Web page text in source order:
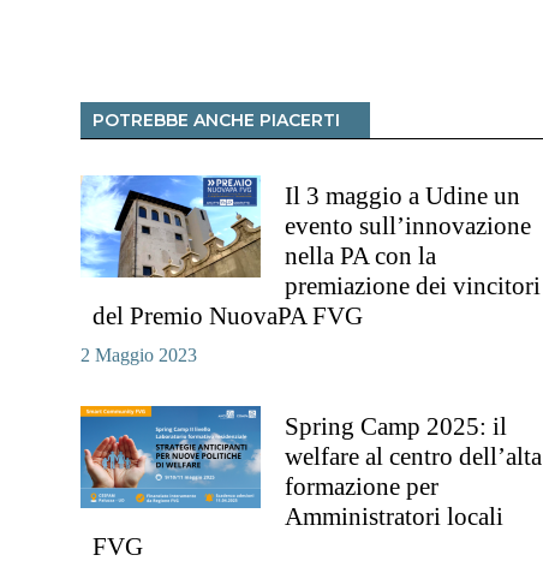
POTREBBE ANCHE PIACERTI
Il 3 maggio a Udine un
evento sull’innovazione
nella PA con la
premiazione dei vincitori
del Premio NuovaPA FVG
2 Maggio 2023
Spring Camp 2025: il
welfare al centro dell’alta
formazione per
Amministratori locali
FVG​